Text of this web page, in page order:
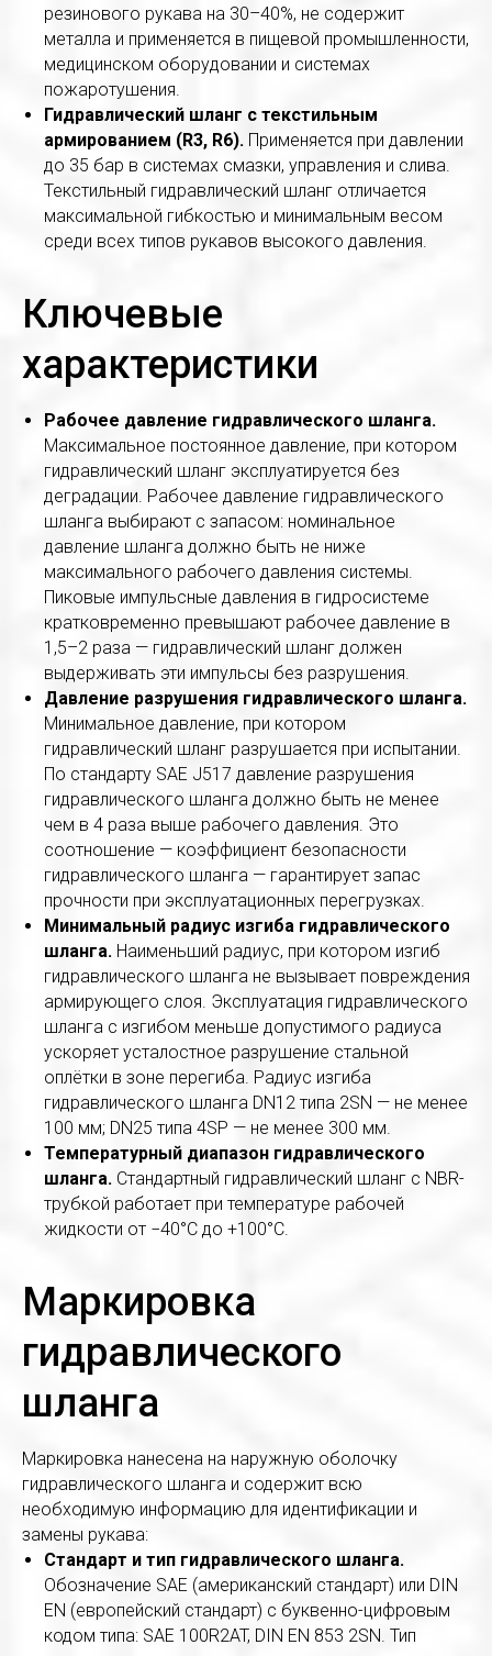
резинового рукава на 30–40%, не содержит
металла и применяется в пищевой промышленности,
медицинском оборудовании и системах
пожаротушения.
Гидравлический шланг с текстильным
армированием (R3, R6). Применяется при давлении
до 35 бар в системах смазки, управления и слива.
Текстильный гидравлический шланг отличается
максимальной гибкостью и минимальным весом
среди всех типов рукавов высокого давления.
Ключевые
характеристики
Рабочее давление гидравлического шланга.
Максимальное постоянное давление, при котором
гидравлический шланг эксплуатируется без
деградации. Рабочее давление гидравлического
шланга выбирают с запасом: номинальное
давление шланга должно быть не ниже
максимального рабочего давления системы.
Пиковые импульсные давления в гидросистеме
кратковременно превышают рабочее давление в
1,5–2 раза — гидравлический шланг должен
выдерживать эти импульсы без разрушения.
Давление разрушения гидравлического шланга.
Минимальное давление, при котором
гидравлический шланг разрушается при испытании.
По стандарту SAE J517 давление разрушения
гидравлического шланга должно быть не менее
чем в 4 раза выше рабочего давления. Это
соотношение — коэффициент безопасности
гидравлического шланга — гарантирует запас
прочности при эксплуатационных перегрузках.
Минимальный радиус изгиба гидравлического
шланга. Наименьший радиус, при котором изгиб
гидравлического шланга не вызывает повреждения
армирующего слоя. Эксплуатация гидравлического
шланга с изгибом меньше допустимого радиуса
ускоряет усталостное разрушение стальной
оплётки в зоне перегиба. Радиус изгиба
гидравлического шланга DN12 типа 2SN — не менее
100 мм; DN25 типа 4SP — не менее 300 мм.
Температурный диапазон гидравлического
шланга. Стандартный гидравлический шланг с NBR-
трубкой работает при температуре рабочей
жидкости от −40°C до +100°C.
Маркировка
гидравлического
шланга
Маркировка нанесена на наружную оболочку
гидравлического шланга и содержит всю
необходимую информацию для идентификации и
замены рукава:
Стандарт и тип гидравлического шланга.
Обозначение SAE (американский стандарт) или DIN
EN (европейский стандарт) с буквенно-цифровым
кодом типа: SAE 100R2AT, DIN EN 853 2SN. Тип